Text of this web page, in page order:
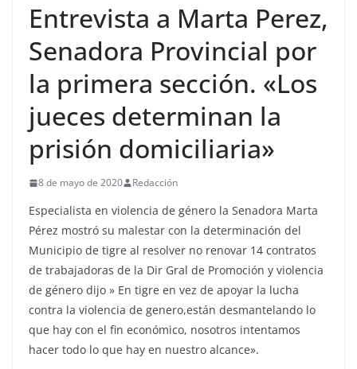
Entrevista a Marta Perez,
Senadora Provincial por
la primera sección. «Los
jueces determinan la
prisión domiciliaria»
8 de mayo de 2020 Redacción
Especialista en violencia de género la Senadora Marta
Pérez mostró su malestar con la determinación del
Municipio de tigre al resolver no renovar 14 contratos
de trabajadoras de la Dir Gral de Promoción y violencia
de género dijo » En tigre en vez de apoyar la lucha
contra la violencia de genero,están desmantelando lo
que hay con el fin económico, nosotros intentamos
hacer todo lo que hay en nuestro alcance».